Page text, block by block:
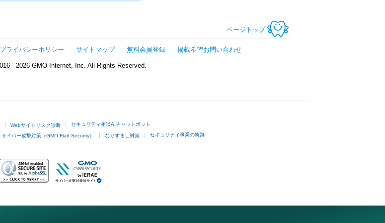
ページトップ
プライバシーポリシー サイトマップ 無料会員登録 掲載希望お問い合わせ
- 2026 GMO Internet, Inc. All Rights Reserved.
Webサイトリスク診断 セキュリティ相談AIチャットボット
サイバー攻撃対策（GMO Flatt Security） なりすまし対策 セキュリティ事業の軌跡